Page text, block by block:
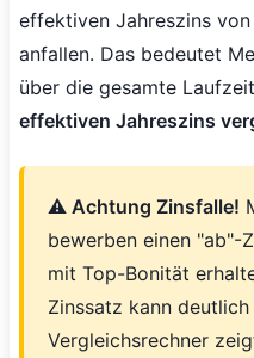
effektiven Jahreszins
anfallen. Das bedeutet
über die gesamte
effektiven Jahreszins
⚠️ Achtung Zinsfalle!
bewerben einen "ab"-
mit Top-Bonität
Zinssatz kann
Vergleichsrechner